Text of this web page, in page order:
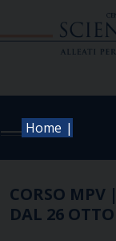
Home |
CORSO MPV
DAL 26